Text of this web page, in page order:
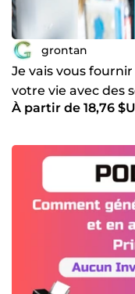
grontan
Je vais vous
votre vie avec des
À partir de 18,76